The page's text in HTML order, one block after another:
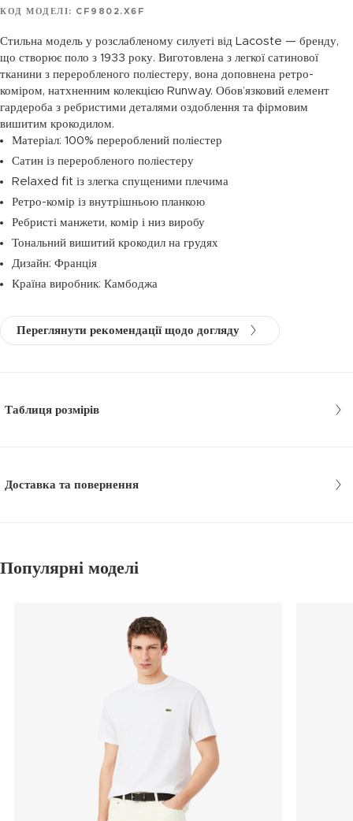
КОД МОДЕЛІ: CF9802.X6F
Стильна модель у розслабленому силуеті від Lacoste — бренду,
що створює поло з 1933 року. Виготовлена з легкої сатинової
тканини з переробленого поліестеру, вона доповнена ретро-
коміром, натхненним колекцією Runway. Обов’язковий елемент
гардероба з ребристими деталями оздоблення та фірмовим
вишитим крокодилом.
Матеріал: 100% перероблений поліестер
Сатин із переробленого поліестеру
Relaxed fit із злегка спущеними плечима
Ретро-комір із внутрішньою планкою
Ребристі манжети, комір і низ виробу
Тональний вишитий крокодил на грудях
Дизайн: Франція
Країна виробник: Камбоджа
Переглянути рекомендації щодо догляду
Таблиця розмірів
Доставка та повернення
Популярні моделі